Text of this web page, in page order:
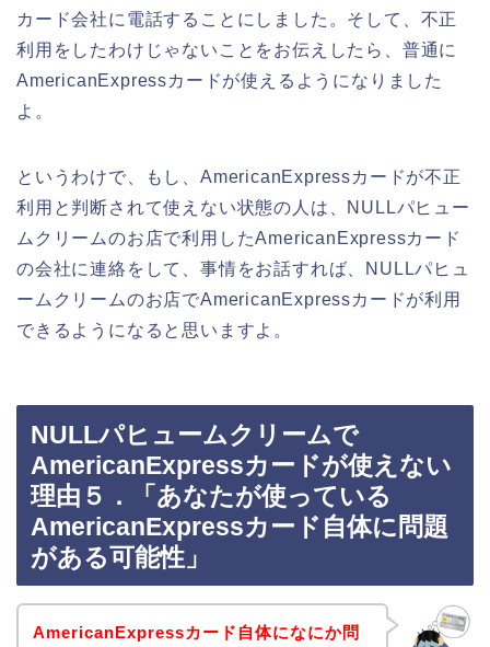
カード会社に電話することにしました。そして、不正
利用をしたわけじゃないことをお伝えしたら、普通に
AmericanExpressカードが使えるようになりました
よ。
というわけで、もし、AmericanExpressカードが不正
利用と判断されて使えない状態の人は、NULLパヒュー
ムクリームのお店で利用したAmericanExpressカード
の会社に連絡をして、事情をお話すれば、NULLパヒュ
ームクリームのお店でAmericanExpressカードが利用
できるようになると思いますよ。
NULLパヒュームクリームで
AmericanExpressカードが使えない
理由５．「あなたが使っている
AmericanExpressカード自体に問題
がある可能性」
AmericanExpressカード自体になにか問